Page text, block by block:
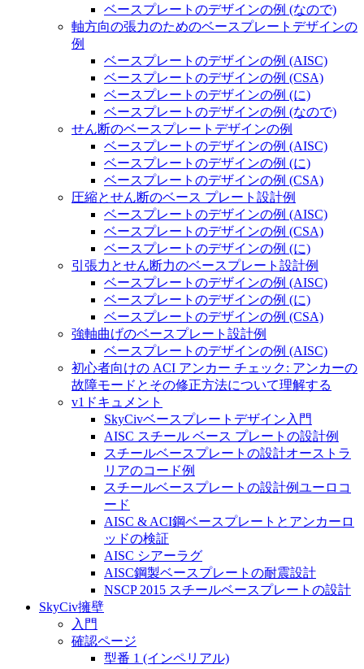
ベースプレートのデザインの例 (なので)
軸方向の張力のためのベースプレートデザインの
例
ベースプレートのデザインの例 (AISC)
ベースプレートのデザインの例 (CSA)
ベースプレートのデザインの例 (に)
ベースプレートのデザインの例 (なので)
せん断のベースプレートデザインの例
ベースプレートのデザインの例 (AISC)
ベースプレートのデザインの例 (に)
ベースプレートのデザインの例 (CSA)
圧縮とせん断のベース プレート設計例
ベースプレートのデザインの例 (AISC)
ベースプレートのデザインの例 (CSA)
ベースプレートのデザインの例 (に)
引張力とせん断力のベースプレート設計例
ベースプレートのデザインの例 (AISC)
ベースプレートのデザインの例 (に)
ベースプレートのデザインの例 (CSA)
強軸曲げのベースプレート設計例
ベースプレートのデザインの例 (AISC)
初心者向けの ACI アンカー チェック: アンカーの
故障モードとその修正方法について理解する
v1ドキュメント
SkyCivベースプレートデザイン入門
AISC スチール ベース プレートの設計例
スチールベースプレートの設計オーストラ
リアのコード例
スチールベースプレートの設計例ユーロコ
ード
AISC & ACI鋼ベースプレートとアンカーロ
ッドの検証
AISC シアーラグ
AISC鋼製ベースプレートの耐震設計
NSCP 2015 スチールベースプレートの設計
SkyCiv擁壁
入門
確認ページ
型番 1 (インペリアル)